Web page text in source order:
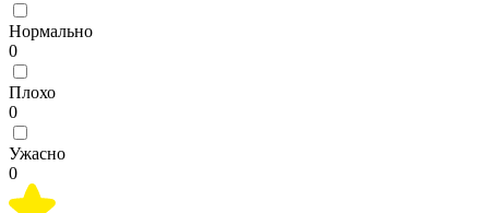
Нормально
0
Плохо
0
Ужасно
0